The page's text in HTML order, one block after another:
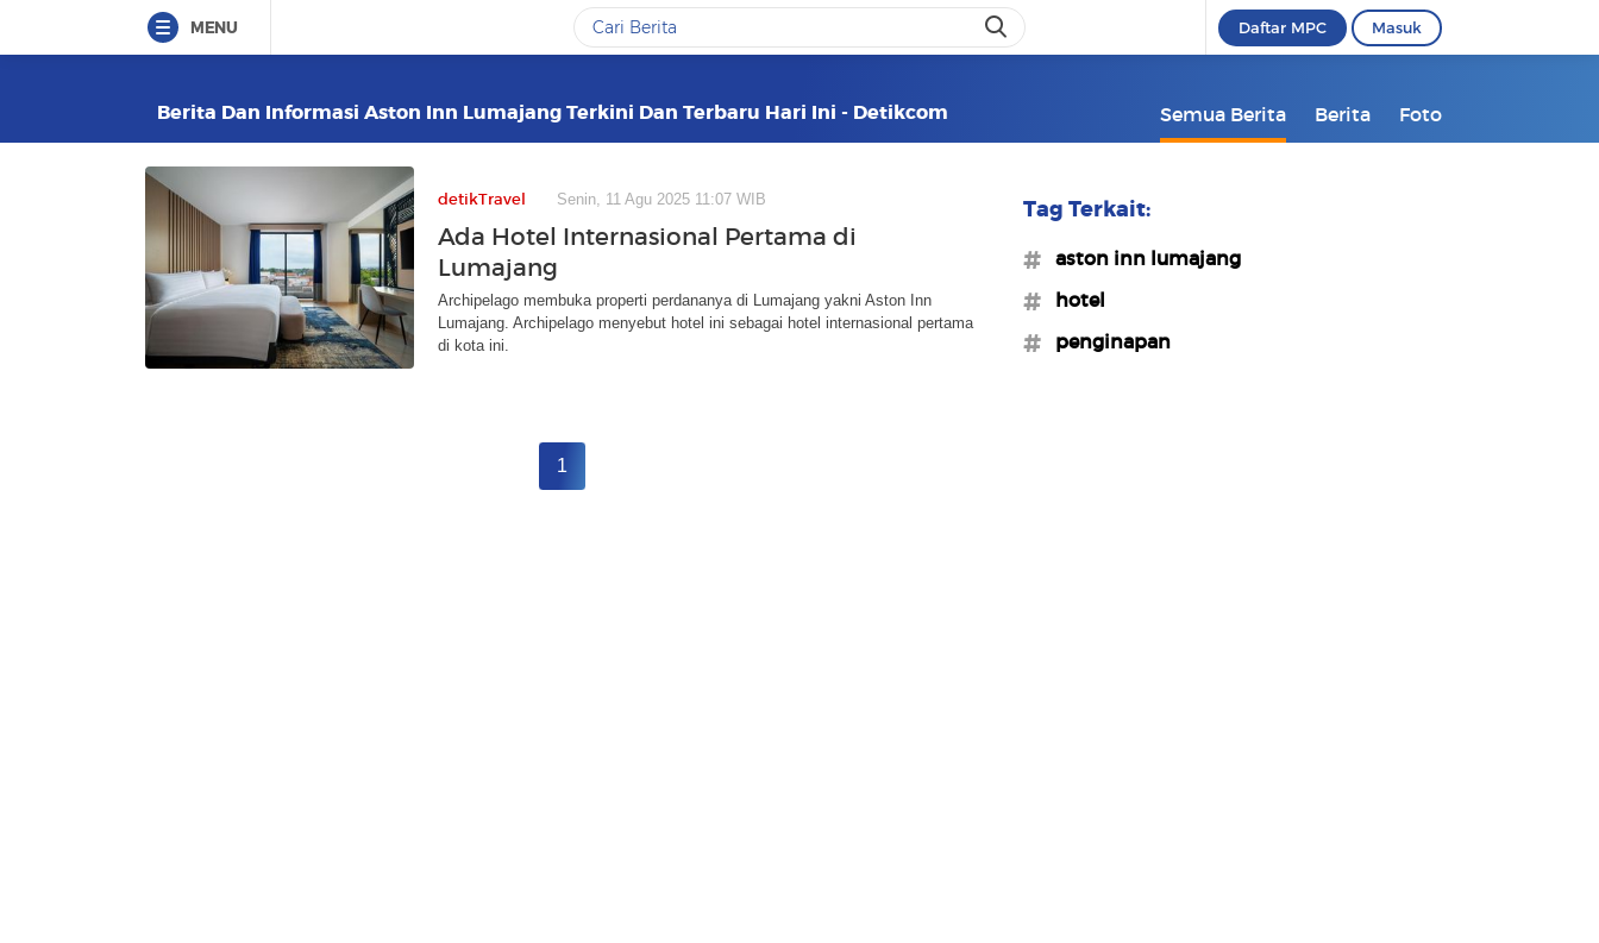
MENU Daftar MPC Masuk
Berita Dan Informasi Aston Inn Lumajang Terkini Dan Terbaru Hari Ini - Detikcom Semua Berita Berita Foto
detikTravel Senin, 11 Agu 2025 11:07 WIB
Ada Hotel Internasional Pertama di
Lumajang
Archipelago membuka properti perdananya di Lumajang yakni Aston Inn
Lumajang. Archipelago menyebut hotel ini sebagai hotel internasional pertama
di kota ini.
1
Tag Terkait:
#aston inn lumajang
#hotel
#penginapan